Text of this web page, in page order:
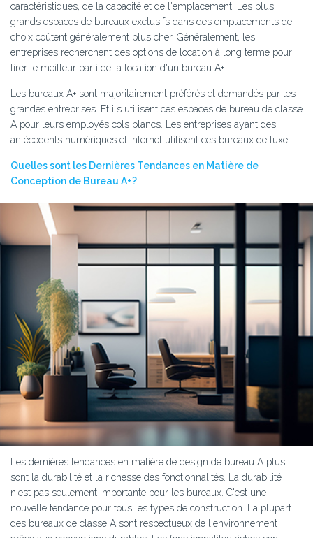
caractéristiques, de la capacité et de l'emplacement. Les plus
grands espaces de bureaux exclusifs dans des emplacements de
choix coûtent généralement plus cher. Généralement, les
entreprises recherchent des options de location à long terme pour
tirer le meilleur parti de la location d'un bureau A+.
Les bureaux A+ sont majoritairement préférés et demandés par les
grandes entreprises. Et ils utilisent ces espaces de bureau de classe
A pour leurs employés cols blancs. Les entreprises ayant des
antécédents numériques et Internet utilisent ces bureaux de luxe.
Quelles sont les Dernières Tendances en Matière de
Conception de Bureau A+?
Les dernières tendances en matière de design de bureau A plus
sont la durabilité et la richesse des fonctionnalités. La durabilité
n'est pas seulement importante pour les bureaux. C'est une
nouvelle tendance pour tous les types de construction. La plupart
des bureaux de classe A sont respectueux de l'environnement